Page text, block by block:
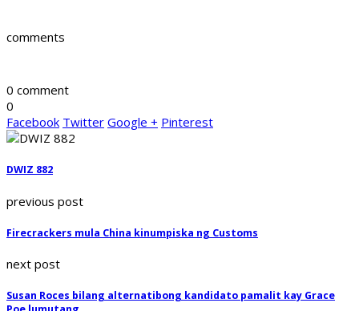
comments
0 comment
0
Facebook Twitter Google + Pinterest
DWIZ 882
previous post
Firecrackers mula China kinumpiska ng Customs
next post
Susan Roces bilang alternatibong kandidato pamalit kay Grace